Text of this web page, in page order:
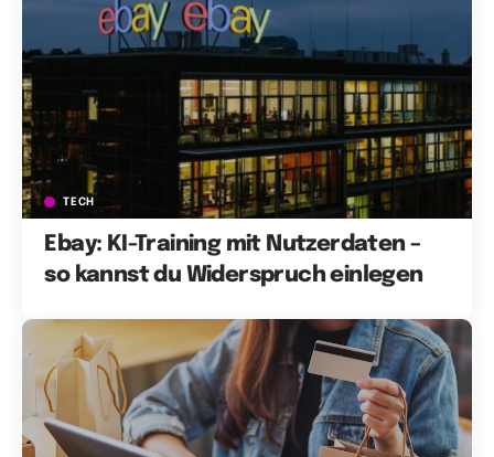
TECH
Ebay: KI-Training mit Nutzerdaten –
so kannst du Widerspruch einlegen